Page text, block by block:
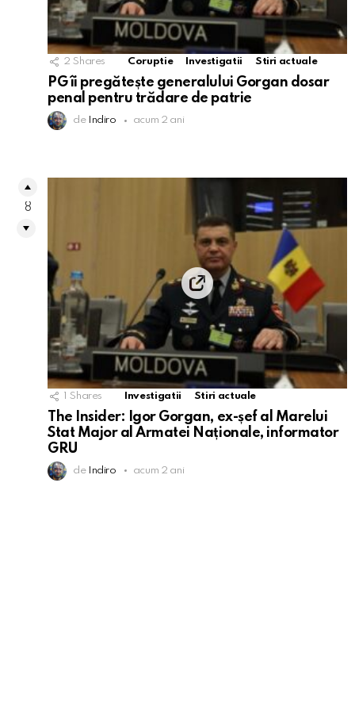
2 Shares Coruptie Investigatii Stiri actuale
PG îi pregătește generalului Gorgan dosar
penal pentru trădare de patrie
de Indiro acum 2 ani
1 Shares Investigatii Stiri actuale
The Insider: Igor Gorgan, ex-șef al Marelui
Stat Major al Armatei Naționale, informator
GRU
de Indiro acum 2 ani
8